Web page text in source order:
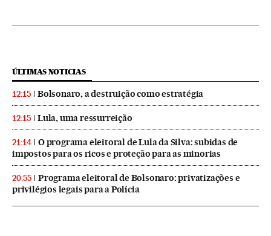
ÚLTIMAS NOTICIAS
12:15 Bolsonaro, a destruição como estratégia
12:15 Lula, uma ressurreição
21:14
O programa eleitoral de Lula da Silva: subidas de
impostos para os ricos e proteção para as minorias
20:55
Programa eleitoral de Bolsonaro: privatizações e
privilégios legais para a Polícia